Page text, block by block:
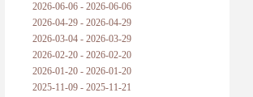
2026-06-06 - 2026-06-06
2026-04-29 - 2026-04-29
2026-03-04 - 2026-03-29
2026-02-20 - 2026-02-20
2026-01-20 - 2026-01-20
2025-11-09 - 2025-11-21